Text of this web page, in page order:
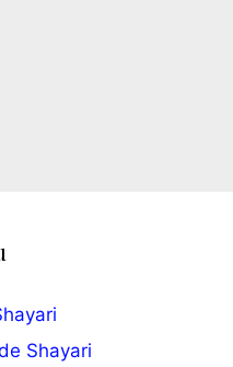
Shayari